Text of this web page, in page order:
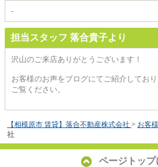
-
担当スタッフ 落合貴子より
沢山のご来店ありがとうございます！
お客様のお声をブログにてご紹介してお
ご覧ください。
【相模原市 賃貸】落合不動産株式会社 > お客
社
ページトップ